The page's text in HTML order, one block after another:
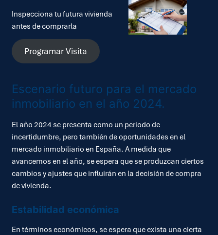
Inspecciona tu futura vivienda
antes de comprarla
Programar Visita
Escenario futuro para el mercado
inmobiliario en el año 2024.
El año 2024 se presenta como un periodo de
incertidumbre, pero también de oportunidades en el
mercado inmobiliario en España. A medida que
avancemos en el año, se espera que se produzcan ciertos
cambios y ajustes que influirán en la decisión de compra
de vivienda.
Estabilidad económica
En términos económicos, se espera que exista una cierta